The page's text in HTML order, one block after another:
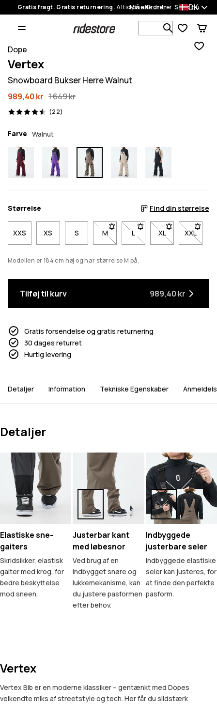
Gratis fragt. Gratis returnering.Altid på alle ordrer.Shop nu
Mine Ordrer DK
Søg i 1
Dope
Vertex
Snowboard Bukser Herre Walnut
989,40 kr 1 649 kr
(22)
22 anmeldelser, 4.5/5
Farve Walnut
Størrelse Find din størrelse
XXS XS S M- Størrelse M er ikke tilgængelig.
L- Størrelse L er ikke
XL- Størrelse XL
XXL
-
Modellen er 184 cm høj og har størrelse M på.
Tilføj til kurv 989,40 kr
Gratis forsendelse og gratis returnering
30 dages returret
Hurtig levering
Detaljer Information Tekniske Egenskaber
Detaljer
Elastiske sne-
gaiters
Skridsikker, elastisk
gaiter med krog, for
bedre beskyttelse
mod sneen.
Justerbar kant
med løbesnor
Ved brug af en
indbygget snøre og
lukkemekanisme, kan
du justere pasformen
efter behov.
Indbyggede
justerbare seler
Indbyggede elastiske
seler kan justeres, for
at finde den perfekte
pasform.
Vertex
Vertex Bib er en moderne klassiker – gentænkt med Dopes
velkendte miks af streetstyle og tech. Her får du slidstærk